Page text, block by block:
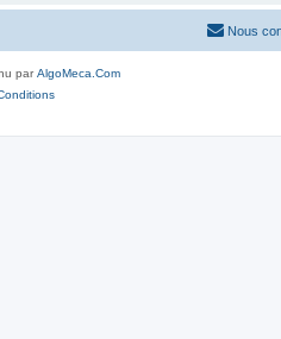
Nous
parAlgoMeca.Com